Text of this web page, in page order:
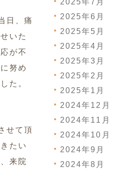
日、痛
いた
が不
努め
た。
せて頂
たい
来院
2025年7月
2025年6月
2025年5月
2025年4月
2025年3月
2025年2月
2025年1月
2024年12月
2024年11月
2024年10月
2024年9月
2024年8月